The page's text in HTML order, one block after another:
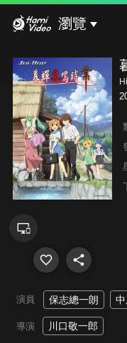
瀏覽
演員 保志總一朗
導演 川口敬一郎